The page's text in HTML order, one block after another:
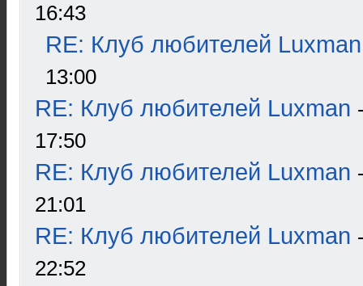
16:43
RE: Клуб любителей Luxman
13:00
RE: Клуб любителей Luxman
17:50
RE: Клуб любителей Luxman
21:01
RE: Клуб любителей Luxman
22:52